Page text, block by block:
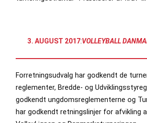
3. AUGUST 2017:VOLLEYBALL
Forretningsudvalg har godkendt de
reglementer, Bredde- og
godkendt ungdomsreglementerne og
har godkendt retningslinjer for afvikling